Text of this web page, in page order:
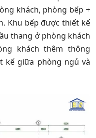
khách, phòng bếp +
Khu bếp được thiết kế
thang ở phòng khách
khách thêm thông
kế giữa phòng ngủ và